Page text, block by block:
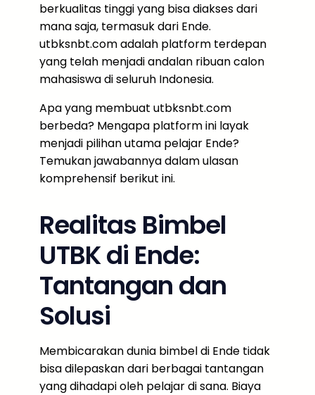
berkualitas tinggi yang bisa diakses dari
mana saja, termasuk dari Ende.
utbksnbt.com adalah platform terdepan
yang telah menjadi andalan ribuan calon
mahasiswa di seluruh Indonesia.
Apa yang membuat utbksnbt.com
berbeda? Mengapa platform ini layak
menjadi pilihan utama pelajar Ende?
Temukan jawabannya dalam ulasan
komprehensif berikut ini.
Realitas Bimbel
UTBK di Ende:
Tantangan dan
Solusi
Membicarakan dunia bimbel di Ende tidak
bisa dilepaskan dari berbagai tantangan
yang dihadapi oleh pelajar di sana. Biaya